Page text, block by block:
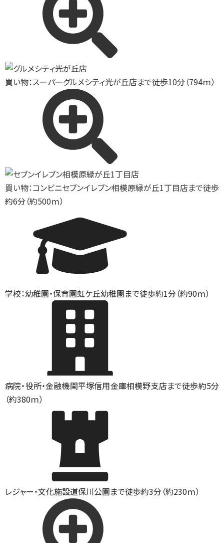
買い物：スーパーグルメシティ光が丘店まで徒歩10分（794ｍ）
買い物：コンビニセブンイレブン相模原緑が丘1丁目店まで徒歩
約6分（約500ｍ）
学校：幼稚園・保育園虹ケ丘幼稚園まで徒歩約1分（約90ｍ）
病院・役所・金融機関平塚信用金庫相模野支店まで徒歩約5分
（約380ｍ）
レジャー・文化施設道保川公園まで徒歩約3分（約230ｍ）